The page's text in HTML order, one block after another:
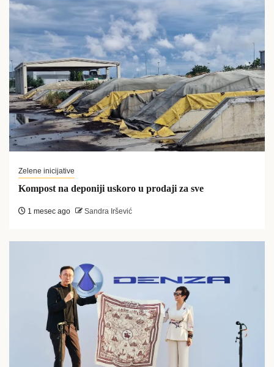
Zelene inicijative
Kompost na deponiji uskoro u prodaji za sve
1 mesec ago Sandra Iršević